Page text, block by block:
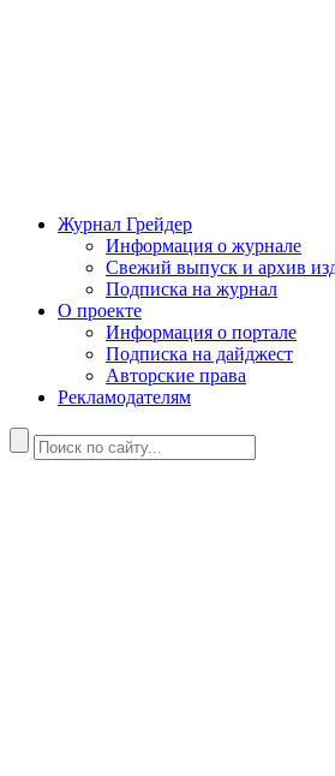
Журнал Грейдер
Информация о журнале
Свежий выпуск и архив
Подписка на журнал
О проекте
Информация о портале
Подписка на дайджест
Авторские права
Рекламодателям